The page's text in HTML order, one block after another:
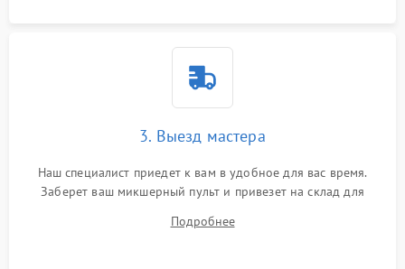
3. Выезд мастера
Наш специалист приедет к вам в удобное для вас время.
Заберет ваш микшерный пульт и привезет на склад для
Подробнее